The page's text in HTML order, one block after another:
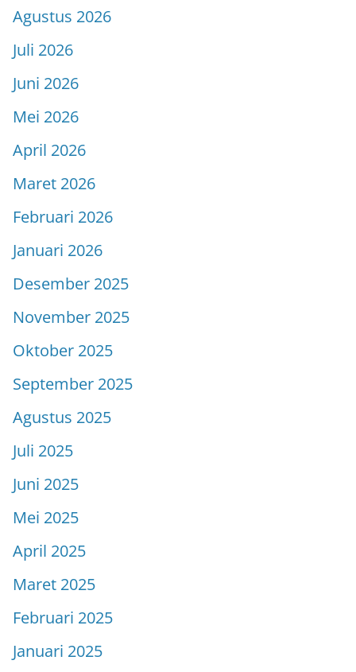
Agustus 2026
Juli 2026
Juni 2026
Mei 2026
April 2026
Maret 2026
Februari 2026
Januari 2026
Desember 2025
November 2025
Oktober 2025
September 2025
Agustus 2025
Juli 2025
Juni 2025
Mei 2025
April 2025
Maret 2025
Februari 2025
Januari 2025